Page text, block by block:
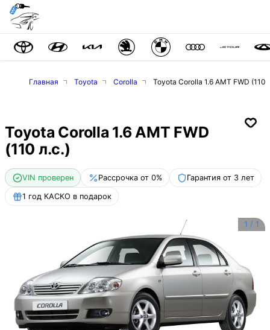
Главная Toyota Corolla Toyota Corolla 1.6 AMT FWD (110
Toyota Corolla 1.6 AMT FWD
(110 л.с.)
VIN проверен Рассрочка от 0% Гарантия от 3 лет
1 год КАСКО в подарок
1 / 1